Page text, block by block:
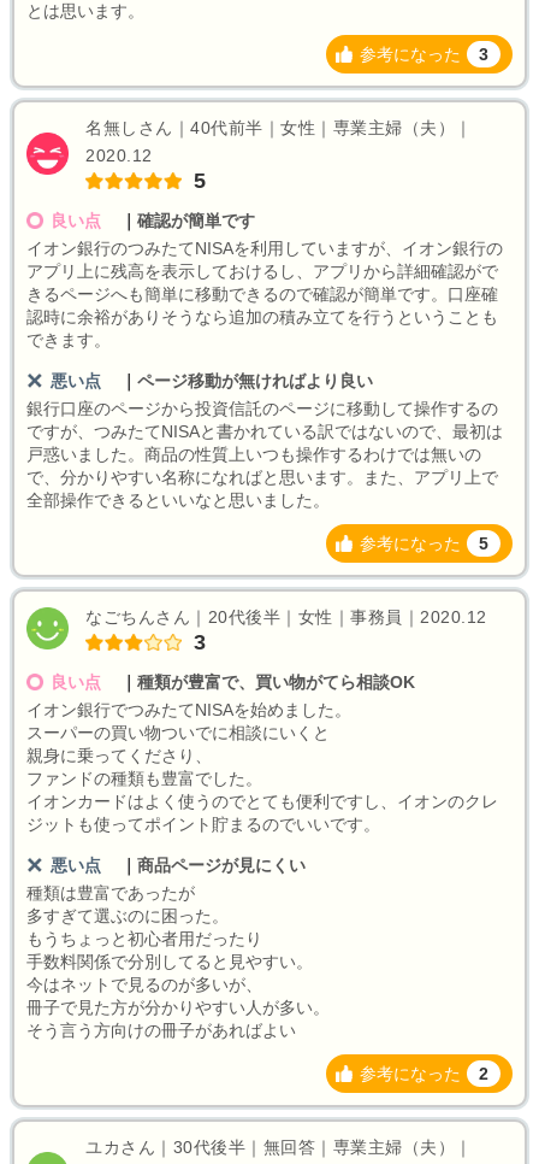
とは思います。
参考になった 3
名無しさん｜40代前半｜女性｜専業主婦（夫）｜
2020.12
5
良い点
確認が簡単です
イオン銀行のつみたてNISAを利用していますが、イオン銀行の
アプリ上に残高を表示しておけるし、アプリから詳細確認がで
きるページへも簡単に移動できるので確認が簡単です。口座確
認時に余裕がありそうなら追加の積み立てを行うということも
できます。
悪い点
ページ移動が無ければより良い
銀行口座のページから投資信託のページに移動して操作するの
ですが、つみたてNISAと書かれている訳ではないので、最初は
戸惑いました。商品の性質上いつも操作するわけでは無いの
で、分かりやすい名称になればと思います。また、アプリ上で
全部操作できるといいなと思いました。
参考になった 5
なごちんさん｜20代後半｜女性｜事務員｜2020.12
3
良い点
種類が豊富で、買い物がてら相談OK
イオン銀行でつみたてNISAを始めました。
スーパーの買い物ついでに相談にいくと
親身に乗ってくださり、
ファンドの種類も豊富でした。
イオンカードはよく使うのでとても便利ですし、イオンのクレ
ジットも使ってポイント貯まるのでいいです。
悪い点
商品ページが見にくい
種類は豊富であったが
多すぎて選ぶのに困った。
もうちょっと初心者用だったり
手数料関係で分別してると見やすい。
今はネットで見るのが多いが、
冊子で見た方が分かりやすい人が多い。
そう言う方向けの冊子があればよい
参考になった 2
ユカさん｜30代後半｜無回答｜専業主婦（夫）｜